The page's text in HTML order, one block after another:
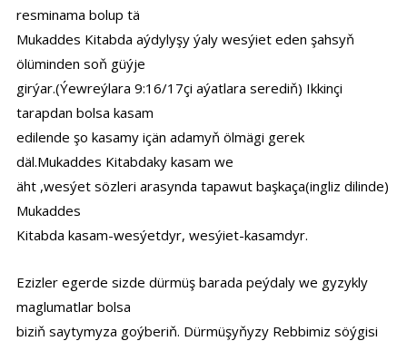
resminama bolup tä
Mukaddes Kitabda aýdylyşy ýaly wesýiet eden şahsyň
ölüminden soň güýje
girýar.(Ýewreýlara 9:16/17çi aýatlara serediň) Ikkinçi
tarapdan bolsa kasam
edilende şo kasamy içän adamyň ölmägi gerek
däl.Mukaddes Kitabdaky kasam we
äht ,wesýet sözleri arasynda tapawut başkaça(ingliz dilinde)
Mukaddes
Kitabda kasam-wesýetdyr, wesýiet-kasamdyr.
Ezizler egerde sizde dürmüş barada peýdaly we gyzykly
maglumatlar bolsa
biziň saytymyza goýberiň. Dürmüşyňyzy Rebbimiz söýgisi